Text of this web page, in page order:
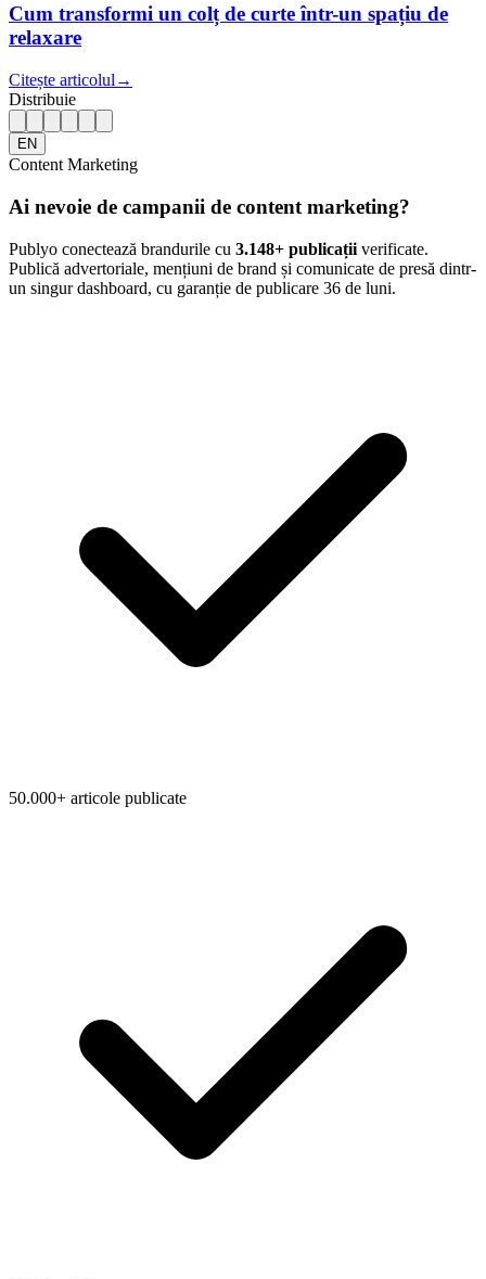
Cum transformi un colț de curte într-un spațiu de
relaxare
Citește articolul →
Distribuie
EN
Content Marketing
Ai nevoie de campanii de content marketing?
Publyo conectează brandurile cu 3.148+ publicații verificate.
Publică advertoriale, mențiuni de brand și comunicate de presă dintr-
un singur dashboard, cu garanție de publicare 36 de luni.
50.000+ articole publicate